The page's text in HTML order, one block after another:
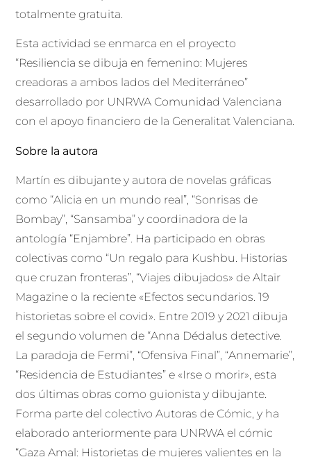
totalmente gratuita.
Esta actividad se enmarca en el proyecto
“Resiliencia se dibuja en femenino: Mujeres
creadoras a ambos lados del Mediterráneo”
desarrollado por UNRWA Comunidad Valenciana
con el apoyo financiero de la Generalitat Valenciana.
Sobre la autora
Martín es dibujante y autora de novelas gráficas
como “Alicia en un mundo real”, “Sonrisas de
Bombay”, “Sansamba” y coordinadora de la
antología “Enjambre”. Ha participado en obras
colectivas como “Un regalo para Kushbu. Historias
que cruzan fronteras”, “Viajes dibujados» de Altaïr
Magazine o la reciente «Efectos secundarios. 19
historietas sobre el covid». Entre 2019 y 2021 dibuja
el segundo volumen de “Anna Dédalus detective.
La paradoja de Fermi”, “Ofensiva Final”, “Annemarie”,
“Residencia de Estudiantes” e «Irse o morir», esta
dos últimas obras como guionista y dibujante.
Forma parte del colectivo Autoras de Cómic, y ha
elaborado anteriormente para UNRWA el cómic
“Gaza Amal: Historietas de mujeres valientes en la